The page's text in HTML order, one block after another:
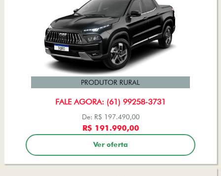
FALE AGORA: (61) 99258-3731
PRODUTOR RURAL
De: R$ 197.490,00
R$ 191.990,00
Ver oferta